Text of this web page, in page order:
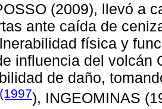
(2009), llevó a
ante caída de
física y
influencia del volcán
de daño,
), INGEOMINAS